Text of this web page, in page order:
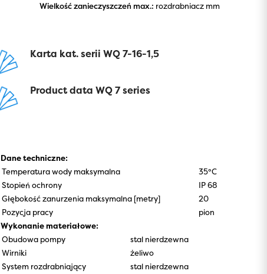
Wielkość zanieczyszczeń max.: rozdrabniacz mm
Karta kat. serii WQ 7-16-1,5
Product data WQ 7 series
Dane techniczne:
Temperatura wody maksymalna
35°C
Stopień ochrony
IP 68
Głębokość zanurzenia maksymalna [metry]
20
Pozycja pracy
pion
Wykonanie materiałowe:
Obudowa pompy
stal nierdzewna
Wirniki
żeliwo
System rozdrabniający
stal nierdzewna